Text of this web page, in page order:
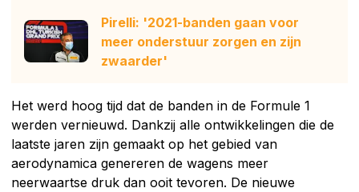
Pirelli: '2021-banden gaan voor
meer onderstuur zorgen en zijn
zwaarder'
Het werd hoog tijd dat de banden in de Formule 1
werden vernieuwd. Dankzij alle ontwikkelingen die de
laatste jaren zijn gemaakt op het gebied van
aerodynamica genereren de wagens meer
neerwaartse druk dan ooit tevoren. De nieuwe